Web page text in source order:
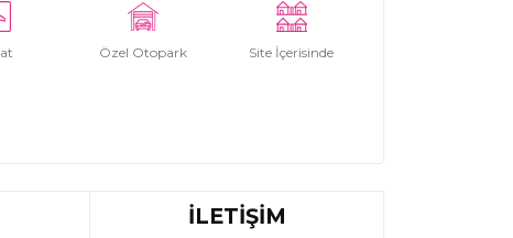
Özel Otopark Site İçerisinde
İLETİŞİM